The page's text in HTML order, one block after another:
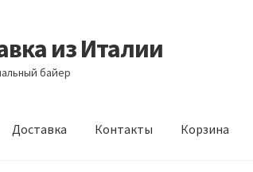
из Италии
байер
Доставка Контакты Корзина